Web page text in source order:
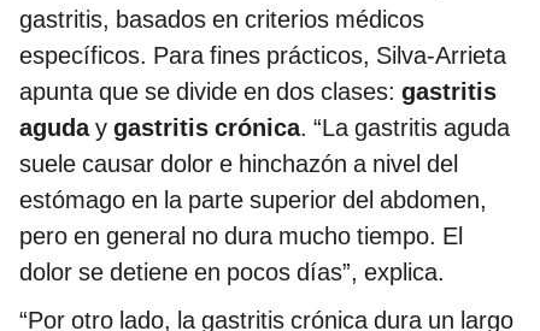
gastritis, basados en criterios médicos
específicos. Para fines prácticos, Silva-Arrieta
apunta que se divide en dos clases: gastritis
aguday gastritis crónica. “La gastritis aguda
suele causar dolor e hinchazón a nivel del
estómago en la parte superior del abdomen,
pero en general no dura mucho tiempo. El
dolor se detiene en pocos días”, explica.
“Por otro lado, la gastritis crónica dura un largo